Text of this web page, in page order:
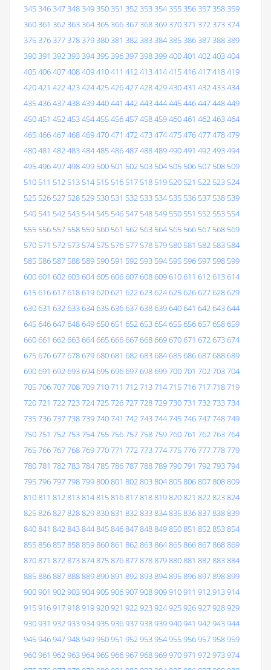
345346347348349350351 352353354355356357358359
360361 362363364365366367368369370371 372373374
375376377378379380381 382383384385386387388389
390391 392393394395396397398399400401 402403404
405406407408409410411 412413414415416417418419
420421 422423424425426427428429430431 432433434
435436437438439440441 442443444445446447448449
450451 452453454455456457458459460461 462463464
465466467468469470471 472473474475476477478479
480481 482483484485486487488489490491 492493494
495496497498499 500 501 502 503 504 505 506 507 508 509
510 511 512 513 514 515 516 517 518 519 520 521 522 523 524
525 526 527 528 529 530 531 532 533 534 535 536 537 538 539
540 541 542 543 544 545 546 547 548 549 550 551 552 553 554
555 556 557 558 559 560 561 562 563 564 565 566 567 568 569
570 571 572 573 574 575 576 577 578 579 580 581 582 583 584
585 586 587 588 589 590 591 592 593 594 595 596 597 598 599
600601 602603604605606607608609610611 612613614
615616617618619620621 622623624625626627628629
630631 632633634635636637638639640641 642643644
645646647648649650651 652653654655656657658659
660661 662663664665666667668669670671 672673674
675676677678679680681 682683684685686687688689
690691 692693694695696697698699700701 702703704
705706707708709710711 712713714715716717718719
720721 722723724725726727728729730731 732733734
735736737738739740741 742743744745746747748749
750751 752753754755756757758759760761 762763764
765766767768769770771 772773774775776777778779
780781 782783784785786787788789790791 792793794
795796797798799800801 802803804805806807808809
810811 812813814815816817818819820821 822823824
825826827828829830831 832833834835836837838839
840841 842843844845846847848849850851 852853854
855856857858859860861 862863864865866867868869
870871 872873874875876877878879880881 882883884
885886887888889890891 892893894895896897898899
900901 902903904905906907908909910911 912913914
915916917918919920921 922923924925926927928929
930931 932933934935936937938939940941 942943944
945946947948949950951 952953954955956957958959
960961 962963964965966967968969970971 972973974